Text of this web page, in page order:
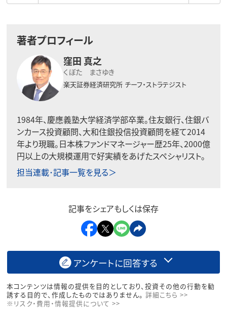
著者プロフィール
窪田 真之
くぼた まさゆき
楽天証券経済研究所 チーフ・ストラテジスト
1984年、慶應義塾大学経済学部卒業。住友銀行、住銀バ
ンカース投資顧問、大和住銀投信投資顧問を経て2014
年より現職。日本株ファンドマネージャー歴25年、2000億
円以上の大規模運用で好実績をあげたスペシャリスト。
担当連載･記事一覧を見る＞
記事をシェアもしくは保存
アンケートに回答する
本コンテンツは情報の提供を目的としており、投資その他の行動を勧
誘する目的で、作成したものではありません。 詳細こちら >>
※リスク・費用・情報提供について >>